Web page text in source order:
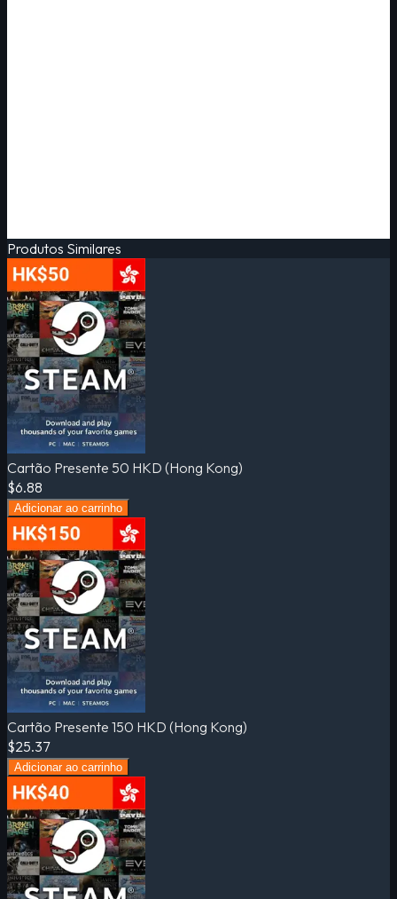
Produtos Similares
Cartão Presente 50 HKD (Hong Kong)
$6.88
Adicionar ao carrinho
Cartão Presente 150 HKD (Hong Kong)
$25.37
Adicionar ao carrinho